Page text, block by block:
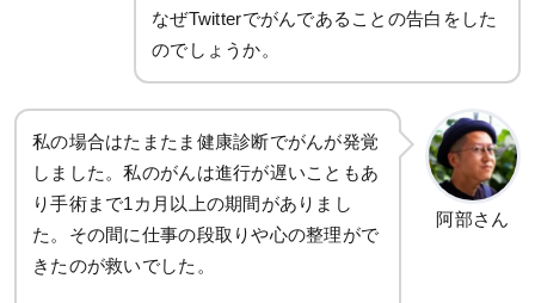
なぜTwitterでがんであることの告白をした
のでしょうか。
私の場合はたまたま健康診断でがんが発覚
しました。私のがんは進行が遅いこともあ
り手術まで1カ月以上の期間がありまし
た。その間に仕事の段取りや心の整理がで
きたのが救いでした。
阿部さん